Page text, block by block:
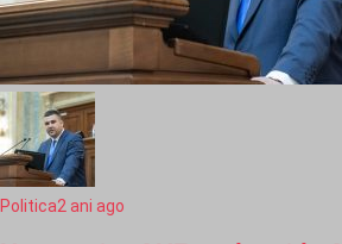
Politica2 ani ago